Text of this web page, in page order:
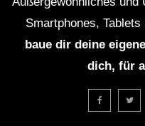
Dub
DUB
Smartphones, Tablets
baue dir deine
dich, für